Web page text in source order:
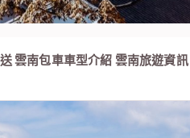
雲南包車車型介紹 雲南旅遊資訊